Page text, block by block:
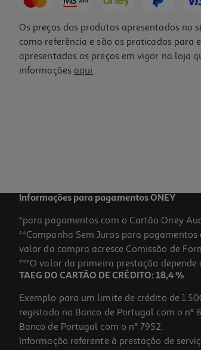
Os preços dos produtos apresentados no
como referência e são os praticados
apresentados os preços em vigor na loja
informações aqui.
Informações para pagamentos ONEY
*para pagamentos com o Cartão Oney
**Campanha Sem Juros para
valor da compra acresce Comissão de
***O valor da primeira prestação
TAEG DO CARTÃO DE CRÉDITO: 18,4 %
Exemplo para um limite de crédito de
registado no Banco de Portugal com o
Banco de Portugal com o nº 7952.
Informação referente à prestação de